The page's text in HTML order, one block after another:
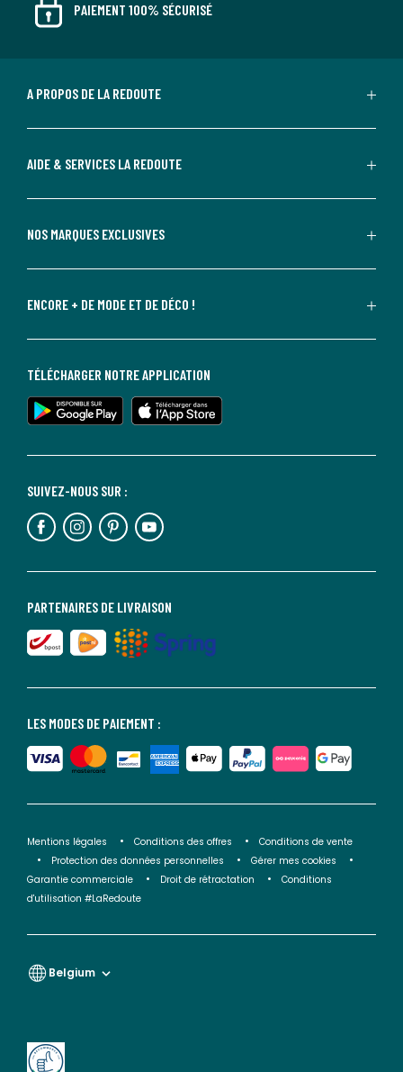
PAIEMENT 100% SÉCURISÉ
A PROPOS DE LA REDOUTE
AIDE & SERVICES LA REDOUTE
NOS MARQUES EXCLUSIVES
ENCORE + DE MODE ET DE DÉCO !
LES MODES DE PAIEMENT :
PARTENAIRES DE LIVRAISON
SUIVEZ-NOUS SUR :
TÉLÉCHARGER NOTRE APPLICATION
Mentions légales Conditions des offres
Conditions de vente
Protection des données personnelles
Gérer mes cookies
Garantie commerciale
Droit de rétractation
Conditions
d'utilisation #LaRedoute
Belgium